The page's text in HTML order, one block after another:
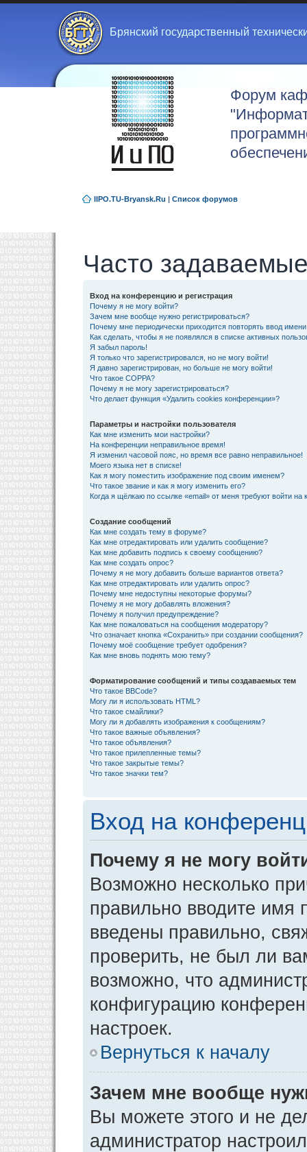
Брянский государственный
Форум
IIPO.TU-Bryansk.Ru | Список форумов
Часто
Вход на конференцию и регистрация
Почему я не могу войти?
Зачем мне вообще нужно регистрироваться?
Почему мне периодически приходится повторять ввод
Как сделать, чтобы я не появлялся в списке активных
Я забыл пароль!
Я только что зарегистрировался, но не могу войти!
Я давно зарегистрирован, но больше не могу войти!
Что такое COPPA?
Почему я не могу зарегистрироваться?
Что делает функция «Удалить cookies конференции»?
Параметры и настройки пользователя
Как мне изменить мои настройки?
На конференции неправильное время!
Я изменил часовой пояс, но время все равно неправильное!
Моего языка нет в списке!
Как я могу поместить изображение под своим именем?
Что такое звание и как я могу изменить его?
Когда я щёлкаю по ссылке «email» от меня требуют войти на
Создание сообщений
Как мне создать тему в форуме?
Как мне отредактировать или удалить сообщение?
Как мне добавить подпись к своему сообщению?
Как мне создать опрос?
Почему я не могу добавить больше вариантов ответа?
Как мне отредактировать или удалить опрос?
Почему мне недоступны некоторые форумы?
Почему я не могу добавлять вложения?
Почему я получил предупреждение?
Как мне пожаловаться на сообщения модератору?
Что означает кнопка «Сохранить» при создании сообщения?
Почему моё сообщение требует одобрения?
Как мне вновь поднять мою тему?
Форматирование сообщений и типы создаваемых тем
Что такое BBCode?
Могу ли я использовать HTML?
Что такое смайлики?
Могу ли я добавлять изображения к сообщениям?
Что такое важные объявления?
Что такое объявления?
Что такое прилепленные темы?
Что такое закрытые темы?
Что такое значки тем?
Вход на
Почему я не могу
Возможно несколько
правильно вводите имя
введены правильно,
проверить, не был ли
возможно, что
конфигурацию
настроек.
Вернуться к началу
Зачем мне вообще
Вы можете этого и не
администратор